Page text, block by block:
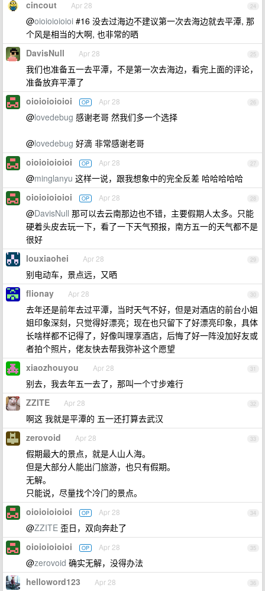
24
cincout Apr 28
@oioioioioioi #16 没去过海边不建议第一次去海边就去平潭, 那
个风是相当的大啊, 也非常的晒
25
DavisNull Apr 28
我们也准备五一去平潭，不是第一次去海边，看完上面的评论，
准备放弃平潭了
26
oioioioioioi OP Apr 28
@lovedebug 感谢老哥 然我们多一个选择
@lovedebug 好滴 非常感谢老哥
27
oioioioioioi OP Apr 28
@minglanyu 这样一说，跟我想象中的完全反差 哈哈哈哈哈
28
oioioioioioi OP Apr 28
@DavisNull 那可以去云南那边也不错，主要假期人太多。只能
硬着头皮去玩一下，看了一下天气预报，南方五一的天气都不是
很好
29
louxiaohei Apr 28
别电动车，景点远，又晒
30
flionay Apr 28
去年还是前年去过平潭，当时天气不好，但是对酒店的前台小姐
姐印象深刻，只觉得好漂亮；现在也只留下了好漂亮印象，具体
长啥样都不记得了，好像叫理享酒店，后悔了好一阵没加好友或
者拍个照片，佬友快去帮我弥补这个愿望
31
xiaozhouyou Apr 28
别去，我去年五一去了，那叫一个寸步难行
32
ZZITE Apr 28
啊这 我就是平潭的 五一还打算去武汉
33
zerovoid Apr 28
假期最大的景点，就是人山人海。
但是大部分人能出门旅游，也只有假期。
无解。
只能说，尽量找个冷门的景点。
34
oioioioioioi OP Apr 28
@ZZITE 歪日，双向奔赴了
35
oioioioioioi OP Apr 28
@zerovoid 确实无解，没得办法
36
helloword123 Apr 28